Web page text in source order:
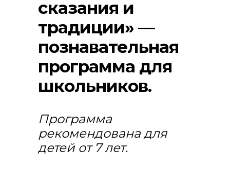
сказания и
традиции» —
познавательная
программа для
школьников.
Программа
рекомендована для
детей от 7 лет.